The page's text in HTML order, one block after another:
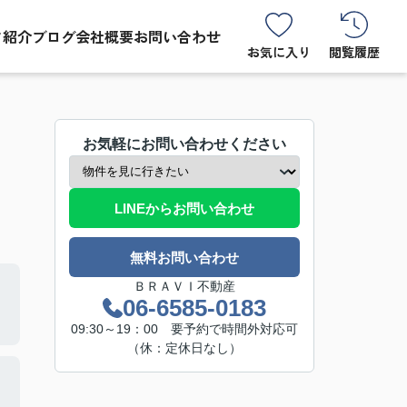
介ブログ会社概要お問い合わせ
お気に入り 閲覧履歴
お気軽にお問い合わせください
LINEからお問い合わせ
無料お問い合わせ
ＢＲＡＶＩ不動産
06-6585-0183
09:30～19：00 要予約で時間外対応可
（休：定休日なし）